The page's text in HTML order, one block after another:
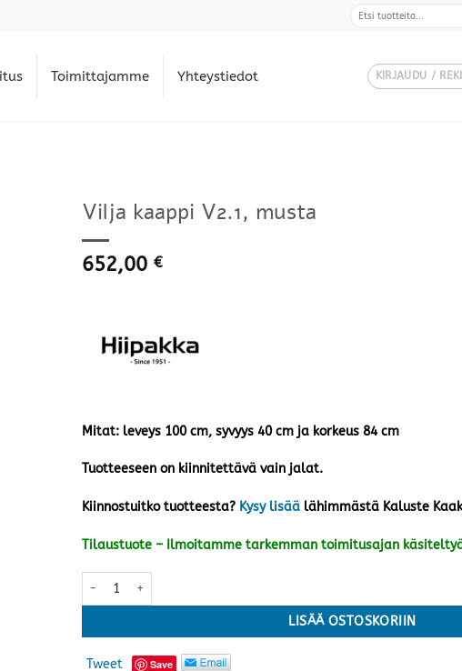
Toimittajamme Yhteystiedot KIRJAUDU /
Vilja kaappi V2.1, musta
652,00 €
Mitat: leveys 100 cm, syvyys 40 cm ja korkeus 84 cm
Tuotteeseen on kiinnitettävä vain jalat.
Kiinnostuitko tuotteesta? Kysy lisää lähimmästä Kaluste
Tilaustuote – Ilmoitamme tarkemman toimitusajan
Vilja kaappi V2.1, musta määrä
LISÄÄ OSTOSKORIIN
Tweet Save